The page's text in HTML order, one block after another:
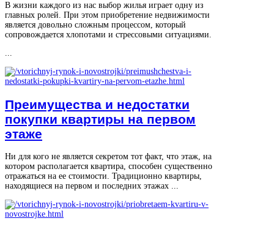
В жизни каждого из нас выбор жилья играет одну из
главных ролей. При этом приобретение недвижимости
является довольно сложным процессом, который
сопровождается хлопотами и стрессовыми ситуациями.
...
Преимущества и недостатки
покупки квартиры на первом
этаже
Ни для кого не является секретом тот факт, что этаж, на
котором располагается квартира, способен существенно
отражаться на ее стоимости. Традиционно квартиры,
находящиеся на первом и последних этажах ...